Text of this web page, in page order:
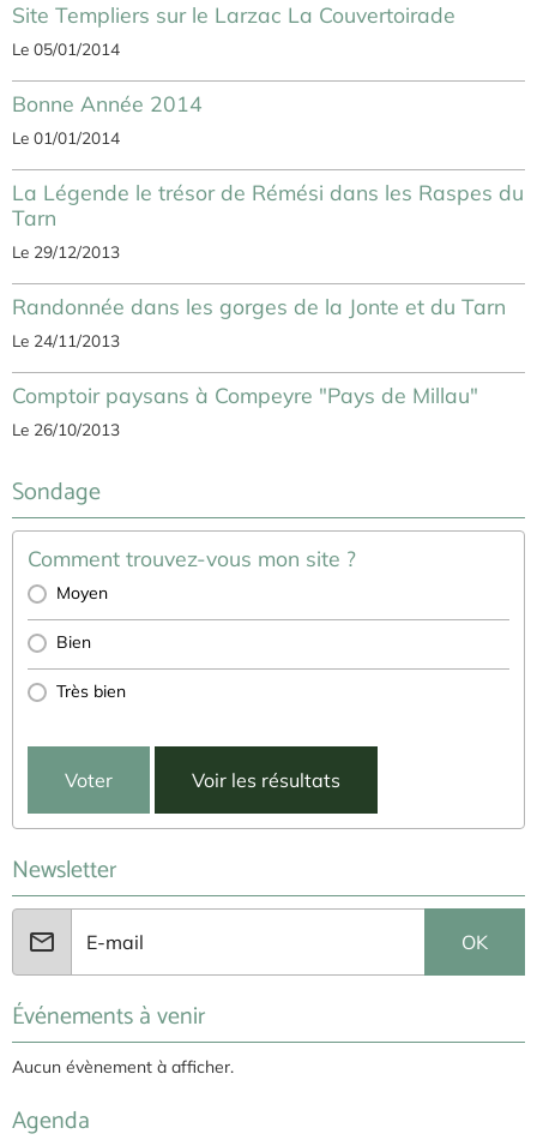
Site Templiers sur le Larzac La Couvertoirade
Le 05/01/2014
Bonne Année 2014
Le 01/01/2014
La Légende le trésor de Rémési dans les Raspes du
Tarn
Le 29/12/2013
Randonnée dans les gorges de la Jonte et du Tarn
Le 24/11/2013
Comptoir paysans à Compeyre "Pays de Millau"
Le 26/10/2013
Sondage
Comment trouvez-vous mon site ?
Moyen
Bien
Très bien
Voter Voir les résultats
Newsletter
OK
Événements à venir
Aucun évènement à afficher.
Agenda